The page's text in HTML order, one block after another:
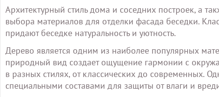
Архитектурный стиль дома и соседних построек, а
выбора материалов для отделки фасада беседки.
придают беседке натуральность и уютность.
Дерево является одним из наиболее популярных
природный вид создает ощущение гармонии с
в разных стилях, от классических до современных.
специальными составами для защиты от влаги и